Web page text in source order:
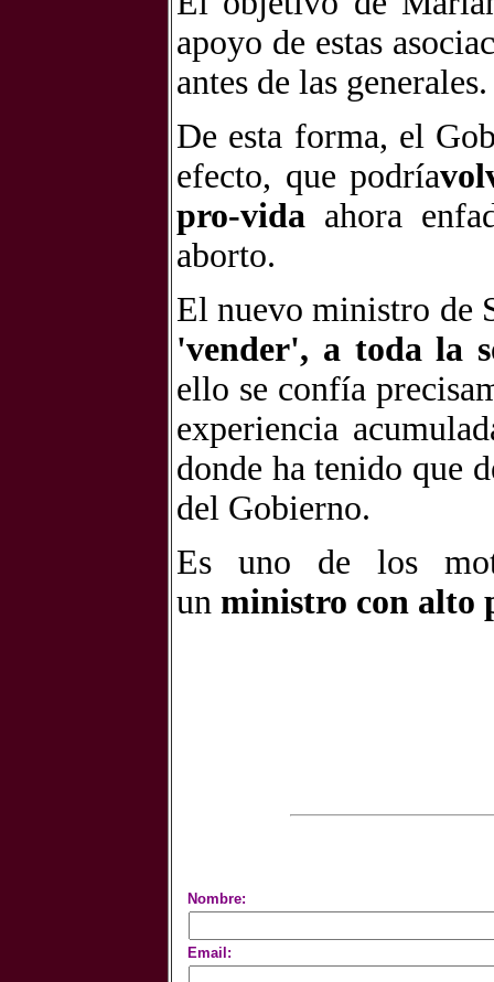
apoyo de estas
antes de las generales.
De esta forma, el
efecto, que podría
pro-vida ahora
aborto.
El nuevo ministro de
'vender', a toda la
ello se confía
experiencia
donde ha tenido que
del Gobierno.
Es uno de los
un ministro con alto
Nombre:
Email: